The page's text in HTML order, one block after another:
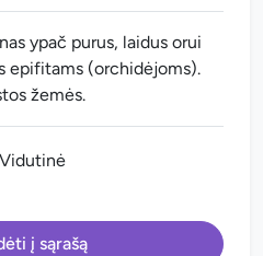
ypač purus, laidus orui
epifitams (orchidėjoms).
žemės.
Vidutinė
į sąrašą